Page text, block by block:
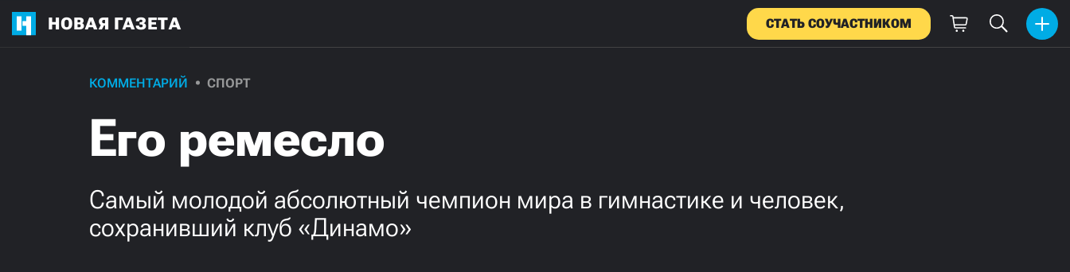
НОВАЯ ГАЗЕТА СТАТЬ СОУЧАСТНИКОМ
КОММЕНТАРИЙ СПОРТ
Его ремесло
Самый молодой абсолютный чемпион мира в гимнастике и человек,
сохранивший клуб «Динамо»